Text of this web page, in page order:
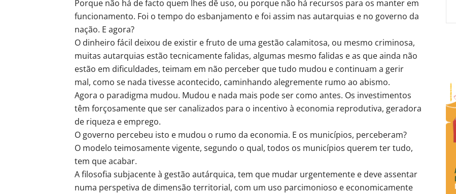
Porque não há de facto quem lhes dê uso, ou porque não há recursos para os manter em
funcionamento. Foi o tempo do esbanjamento e foi assim nas autarquias e no governo da
nação. E agora?
O dinheiro fácil deixou de existir e fruto de uma gestão calamitosa, ou mesmo criminosa,
muitas autarquias estão tecnicamente falidas, algumas mesmo falidas e as que ainda não
estão em dificuldades, teimam em não perceber que tudo mudou e continuam a gerir
mal, como se nada tivesse acontecido, caminhando alegremente rumo ao abismo.
Agora o paradigma mudou. Mudou e nada mais pode ser como antes. Os investimentos
têm forçosamente que ser canalizados para o incentivo à economia reprodutiva, geradora
de riqueza e emprego.
O governo percebeu isto e mudou o rumo da economia. E os municípios, perceberam?
O modelo teimosamente vigente, segundo o qual, todos os municípios querem ter tudo,
tem que acabar.
A filosofia subjacente à gestão autárquica, tem que mudar urgentemente e deve assentar
numa perspetiva de dimensão territorial, com um uso parcimonioso e economicamente